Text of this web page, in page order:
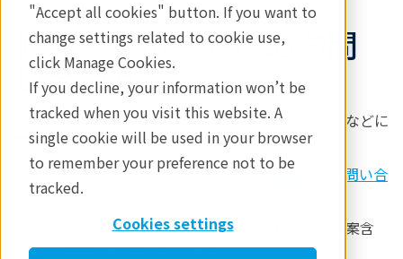
"Accept all cookies" button. If you want to
change settings related to cookie use,
click Manage Cookies.
If you decline, your information won’t be
tracked when you visit this website. A
single cookie will be used in your browser
to remember your preference not to be
tracked.
Cookies settings
修理・サポートへのお問
い合わせ
こちらは、お使いいただいている製品の修理や部品などに
関するお問い合わせフォームになります。
新規装置のご検討・ご購入に関しては、営業へのお問い合
わせからお問い合わせください。
※本フォームへの営業目的（製品やサービスのご提案含
む）でのご連絡はご遠慮ください。